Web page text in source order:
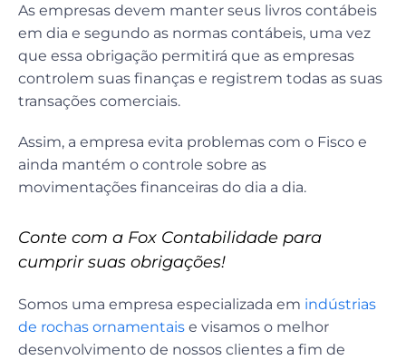
As empresas devem manter seus livros contábeis
em dia e segundo as normas contábeis, uma vez
que essa obrigação permitirá que as empresas
controlem suas finanças e registrem todas as suas
transações comerciais.
Assim, a empresa evita problemas com o Fisco e
ainda mantém o controle sobre as
movimentações financeiras do dia a dia.
Conte com a Fox Contabilidade para
cumprir suas obrigações!
Somos uma empresa especializada em indústrias
de rochas ornamentais e visamos o melhor
desenvolvimento de nossos clientes a fim de